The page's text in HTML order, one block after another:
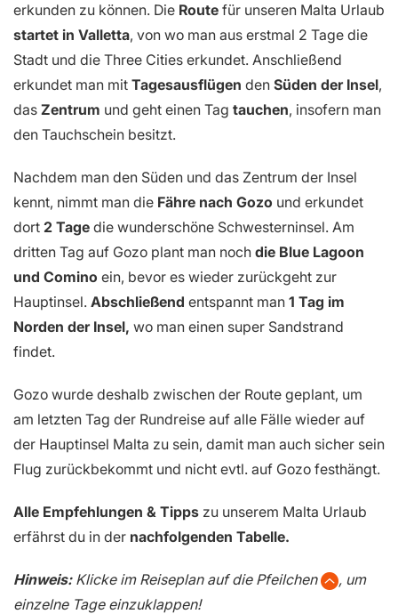
erkunden zu können. Die Route für unseren Malta Urlaub
startet in Valletta, von wo man aus erstmal 2 Tage die
Stadt und die Three Cities erkundet. Anschließend
erkundet man mit Tagesausflügen den Süden der Insel,
das Zentrum und geht einen Tag tauchen, insofern man
den Tauchschein besitzt.
Nachdem man den Süden und das Zentrum der Insel
kennt, nimmt man die Fähre nach Gozo und erkundet
dort 2 Tage die wunderschöne Schwesterninsel. Am
dritten Tag auf Gozo plant man noch die Blue Lagoon
und Comino ein, bevor es wieder zurückgeht zur
Hauptinsel. Abschließend entspannt man 1 Tag im
Norden der Insel, wo man einen super Sandstrand
findet.
Gozo wurde deshalb zwischen der Route geplant, um
am letzten Tag der Rundreise auf alle Fälle wieder auf
der Hauptinsel Malta zu sein, damit man auch sicher sein
Flug zurückbekommt und nicht evtl. auf Gozo festhängt.
Alle Empfehlungen & Tipps zu unserem Malta Urlaub
erfährst du in der nachfolgenden Tabelle.
Hinweis: Klicke im Reiseplan auf die Pfeilchen
, um
einzelne Tage einzuklappen!